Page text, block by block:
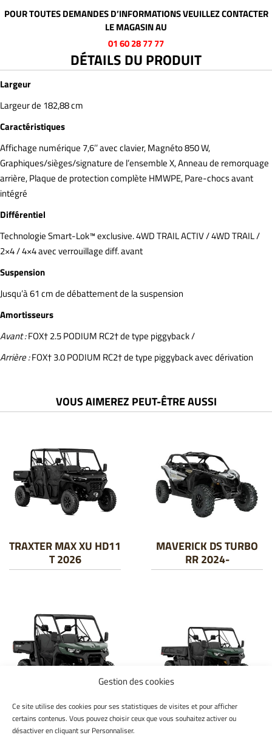
Gestion des cookies
Ce site utilise des cookies pour ses statistiques de visites et pour afficher
certains contenus. Vous pouvez choisir ceux que vous souhaitez activer ou
désactiver en cliquant sur Personnaliser.
POUR TOUTES DEMANDES D’INFORMATIONS VEUILLEZ CONTACTER
LE MAGASIN AU
01 60 28 77 77
DÉTAILS DU PRODUIT
Largeur
Largeur de 182,88 cm
Caractéristiques
Affichage numérique 7,6’’ avec clavier, Magnéto 850 W,
Graphiques/sièges/signature de l’ensemble X, Anneau de remorquage
arrière, Plaque de protection complète HMWPE, Pare-chocs avant
intégré
Différentiel
Technologie Smart-Lok™ exclusive. 4WD TRAIL ACTIV / 4WD TRAIL /
2×4 / 4×4 avec verrouillage diff. avant
Suspension
Jusqu’à 61 cm de débattement de la suspension
Amortisseurs
Avant :FOX† 2.5 PODIUM RC2† de type piggyback /
Arrière :FOX† 3.0 PODIUM RC2† de type piggyback avec dérivation
VOUS AIMEREZ PEUT-ÊTRE AUSSI
TRAXTER MAX XU HD11
T 2026
MAVERICK DS TURBO
RR 2024-
TRAXTER HD7/HD9 T
2025
TRAXTER PRO DPS